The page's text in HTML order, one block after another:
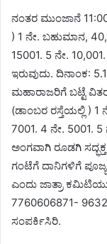
ನಂತರ ಮುಂಜಾನೆ
) 1 ನೇ. ಬಹುಮಾನ,
15001. 5 ನೇ.
ಇರುವುದು. ದಿನಾಂಕ:
ಮಹಾರಾಜರಿಗೆ ಬಟ್ಟೆ
(ಡಾಂಬರ ರಸ್ತೆಯಲ್ಲಿ ) 1
7001. 4 ನೇ. 5001.
ಅಂಗವಾಗಿ ರೂಡಗಿ
ಗಂಟೆಗೆ ದಾನಿಗಳಿಗೆ
ಎಂದು ಜಾತ್ರಾ
7760606871-
ಸಂಪರ್ಕಿಸಿರಿ.